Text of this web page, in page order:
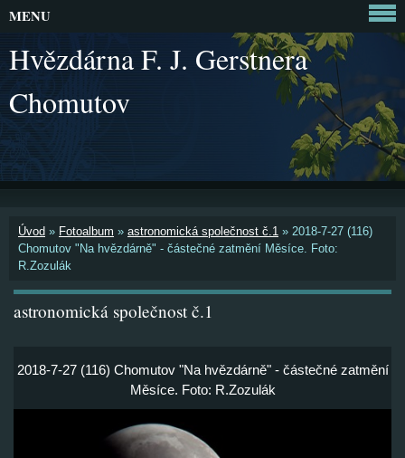
Hvězdárna F. J. Gerstnera
Chomutov
Úvod » Fotoalbum » astronomická společnost č.1 » 2018-7-27 (116)
Chomutov "Na hvězdárně" - částečné zatmění Měsíce. Foto:
R.Zozulák
astronomická společnost č.1
2018-7-27 (116) Chomutov "Na hvězdárně" - částečné zatmění
Měsíce. Foto: R.Zozulák
MENU